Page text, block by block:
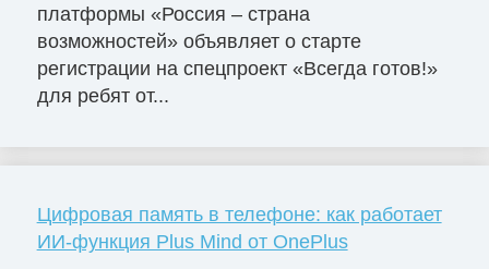
платформы «Россия – страна
возможностей» объявляет о старте
регистрации на спецпроект «Всегда готов!»
для ребят от...
Цифровая память в телефоне: как работает
ИИ-функция Plus Mind от OnePlus